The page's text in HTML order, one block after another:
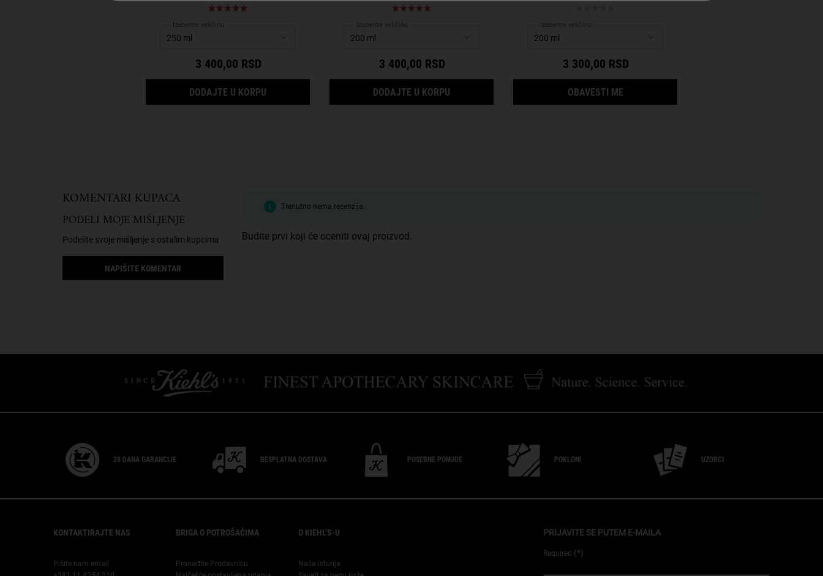
Izaberite veličinu
3 400,00 RSD
DODAJTE U KORPU
Izaberite veličinu
3 400,00 RSD
DODAJTE U KORPU
Izaberite veličinu
3 300,00 RSD
OBAVESTI ME
KOMENTARI KUPACA
PODELI MOJE MIŠLJENJE
Podelite svoje mišljenje s ostalim kupcima
NAPIŠITE KOMENTAR
Trenutno nema recenzija.
Budite prvi koji će oceniti ovaj proizvod.
28 DANA GARANCIJE BESPLATNA DOSTAVA POSEBNE PONUDE POKLONI UZORCI
KONTAKTIRAJTE NAS
Pišite nam email
BRIGA O POTROŠAČIMA
Pronađite Prodavnicu
O KIEHL’S-U
Naša istorija
PRIJAVITE SE PUTEM E-MAILA
Required (*)